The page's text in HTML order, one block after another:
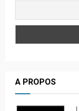
A PROPOS